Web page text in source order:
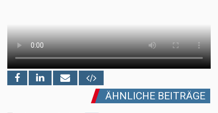
ÄHNLICHE BEITRÄGE